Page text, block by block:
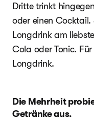
Dritte trinkt
oder einen Cocktail.
Longdrink am
Cola oder Tonic.
Longdrink.
Die Mehrheit
Getränke aus.